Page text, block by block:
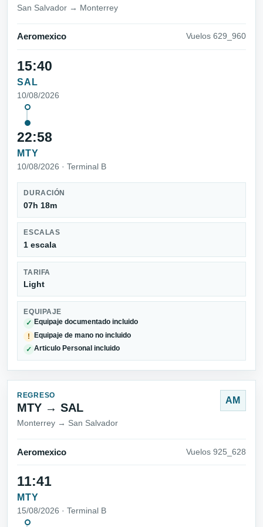
San Salvador → Monterrey
Aeromexico Vuelos 629_960
15:40
SAL
10/08/2026
22:58
MTY
10/08/2026 · Terminal B
DURACIÓN
07h 18m
ESCALAS
1 escala
TARIFA
Light
EQUIPAJE
✓ Equipaje documentado incluido
! Equipaje de mano no incluido
✓ Articulo Personal incluido
REGRESO
MTY → SAL
Monterrey → San Salvador
AM
Aeromexico Vuelos 925_628
11:41
MTY
15/08/2026 · Terminal B